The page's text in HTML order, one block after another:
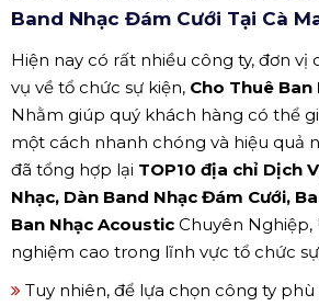
Band Nhạc Đám Cưới Tại Cà
Hiện nay có rất nhiều công ty, đơn vị
vụ về tổ chức sự kiện, Cho Thuê Ban
Nhằm giúp quý khách hàng có thể
một cách nhanh chóng và hiệu quả
đã tổng hợp lại TOP10 địa chỉ Dịch
Nhạc, Dàn Band Nhạc Đám Cưới,
Ban Nhạc Acoustic Chuyên Nghiệp,
nghiệm cao trong lĩnh vực tổ chức
Tuy nhiên, để lựa chọn công ty phù